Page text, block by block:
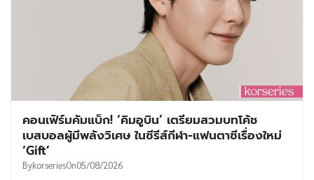
คอนเฟิร์มคัมแบ็ก! ‘คิมอูบิน’ เตรียมสวมบทโค้ช
เบสบอลผู้มีพลังวิเศษ ในซีรีส์กีฬา-แฟนตาซีเรื่องใหม่
‘Gift’
BykorseriesOn05/08/2026